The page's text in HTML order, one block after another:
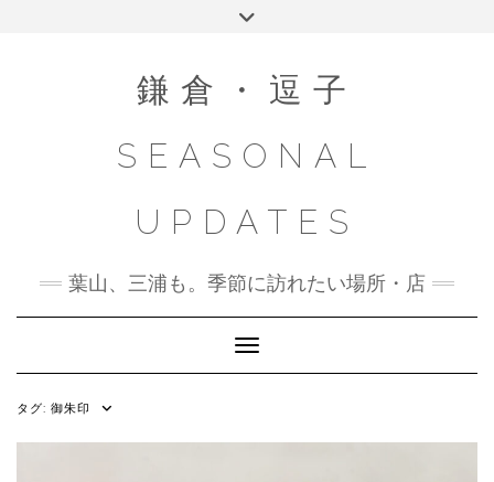
鎌倉・逗子
SEASONAL
UPDATES
葉山、三浦も。季節に訪れたい場所・店
Toggle Navigation
タグ: 御朱印